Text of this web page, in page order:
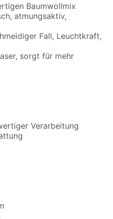
Baumwollmix
atmungsaktiv,
Fall, Leuchtkraft,
sorgt für mehr
Verarbeitung